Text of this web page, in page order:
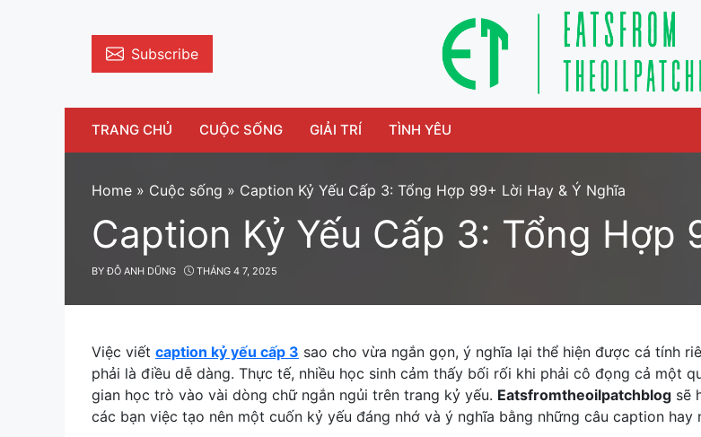
content
Subscribe
TRANG CHỦ CUỘC SỐNG GIẢI TRÍ TÌNH YÊU
Home » Cuộc sống » Caption Kỷ Yếu Cấp 3: Tổng Hợp 99+ Lời Hay & Ý Nghĩa
Caption Kỷ Yếu Cấp 3: Tổng Hợp
BY ĐỖ ANH DŨNG THÁNG 4 7, 2025
Việc viết caption kỷ yếu cấp 3 sao cho vừa ngắn gọn, ý nghĩa lại thể hiện được cá tính
phải là điều dễ dàng. Thực tế, nhiều học sinh cảm thấy bối rối khi phải cô đọng cả một
gian học trò vào vài dòng chữ ngắn ngủi trên trang kỷ yếu. Eatsfromtheoilpatchblog sẽ
các bạn việc tạo nên một cuốn kỷ yếu đáng nhớ và ý nghĩa bằng những câu caption hay